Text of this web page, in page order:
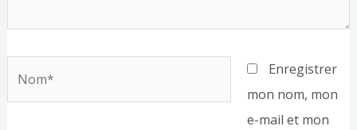
Enregistrer
mon nom, mon
e-mail et mon